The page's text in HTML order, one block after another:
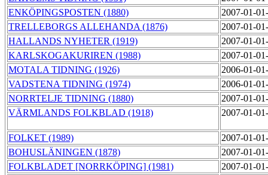
ENKÖPINGSPOSTEN (1880)
2007-01-
TRELLEBORGS ALLEHANDA (1876)
2007-01-
HALLANDS NYHETER (1919)
2007-01-
KARLSKOGAKURIREN (1988)
2007-01-
MOTALA TIDNING (1926)
2006-01-
VADSTENA TIDNING (1974)
2006-01-
NORRTELJE TIDNING (1880)
2007-01-
VÄRMLANDS FOLKBLAD (1918)
2007-01-
FOLKET (1989)
2007-01-
BOHUSLÄNINGEN (1878)
2007-01-
FOLKBLADET [NORRKÖPING] (1981)
2007-01-